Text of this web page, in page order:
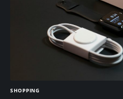
SHOPPING